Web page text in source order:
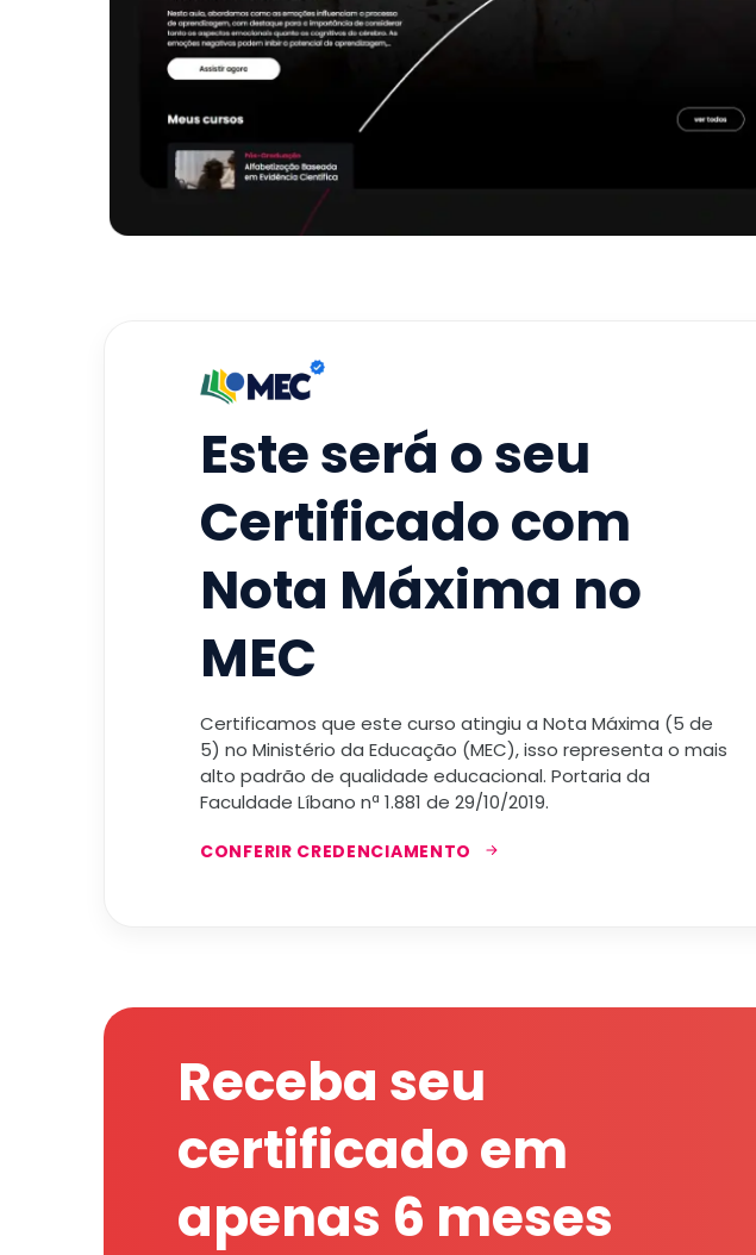
Este será o seu
Certificado com
Nota Máxima no
MEC
Certificamos que este curso atingiu a Nota Máxima (5 de
5) no Ministério da Educação (MEC), isso representa o mais
alto padrão de qualidade educacional. Portaria da
Faculdade Líbano nª 1.881 de 29/10/2019.
CONFERIR CREDENCIAMENTO
Receba seu
certificado em
apenas 6 meses